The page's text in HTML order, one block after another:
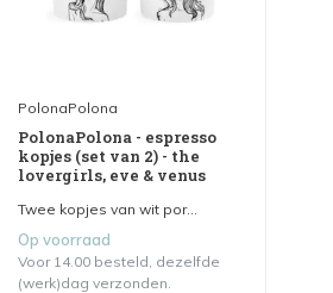
PolonaPolona
PolonaPolona - espresso
kopjes (set van 2) - the
lovergirls, eve & venus
Twee kopjes van wit por...
Op voorraad
Voor 14.00 besteld, dezelfde
(werk)dag verzonden.